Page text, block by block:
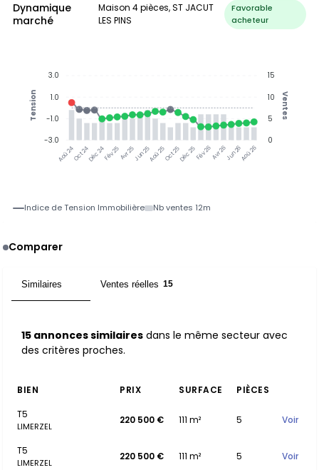
Dynamique
marché
Maison 4 pièces, ST JACUT
LES PINS
Favorable
acheteur
Aoû 24Oct 24Déc 24Fév 25Avr 25Jun 25Aoû 25Oct 25Déc 25Fév 26Avr 26Jun 26Aoû 26
15
10
5
0
Ventes
3.0
1.0
-1.0
-3.0
Tension
Indice de Tension Immobilière Nb ventes 12m
Comparer
Similaires Ventes réelles 15
15 annonces similaires dans le même secteur avec
des critères proches.
BIEN PRIX SURFACE
PIÈCES
T5
LIMERZEL
220 500 € 111 m² 5 Voir
T5
LIMERZEL
220 500 € 111 m² 5 Voir